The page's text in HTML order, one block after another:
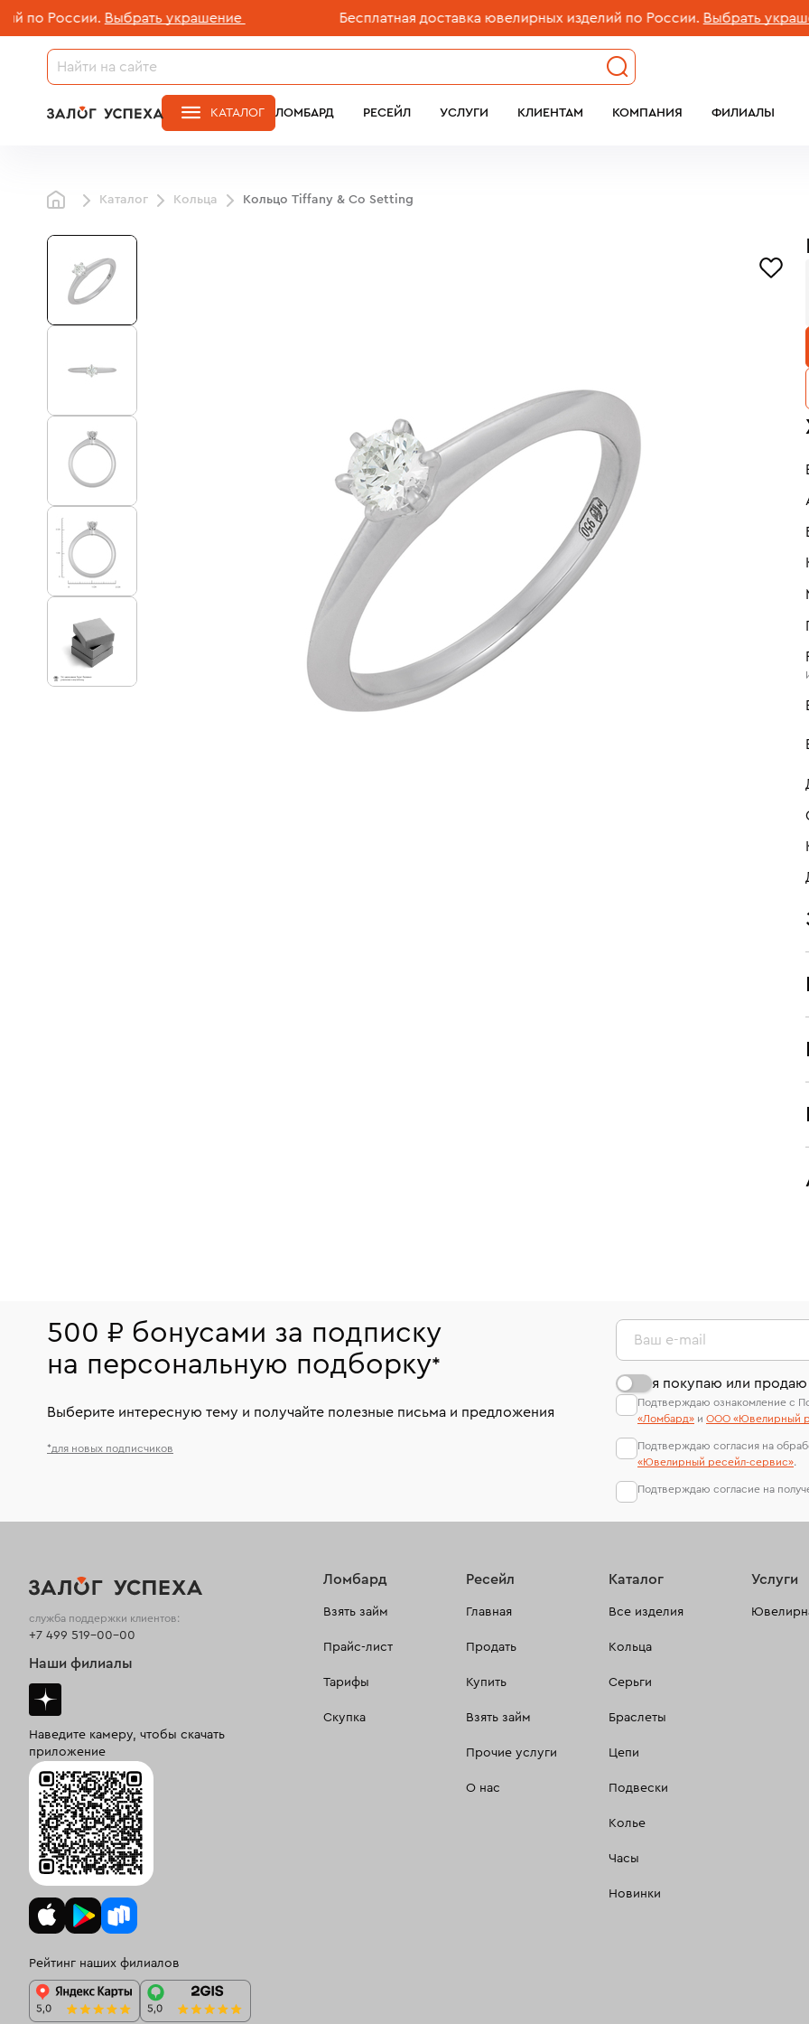
России. Выбрать украшение Бесплатная доставка ювелирных изделий по России. Выбрать украшение
ЛОМБАРД РЕСЕЙЛ УСЛУГИ КЛИЕНТАМ КОМПАНИЯ ФИЛИАЛЫ
КАТАЛОГ
Каталог Кольца Кольцо Tiffany & Co Setting
500 ₽ бонусами за подписку
на персональную подборку*
Выберите интересную тему и получайте полезные письма и предложения
*для новых подписчиков
Ваш e-mail
я покупаю или
Подтверждаю ознакомление с
«Ломбард» и ООО «Ювелирный
Подтверждаю согласия на
«Ювелирный ресейл-сервиc».
Подтверждаю согласие на
Ломбард
Взять займ
Прайс-лист
Тарифы
Скупка
Ресейл
Главная
Продать
Купить
Взять займ
Прочие услуги
О нас
Каталог
Все изделия
Кольца
Серьги
Браслеты
Цепи
Подвески
Колье
Часы
Новинки
Услуги
служба поддержки клиентов:
+7 499 519-00-00
Наши филиалы
Наведите камеру, чтобы скачать
приложение
Рейтинг наших филиалов